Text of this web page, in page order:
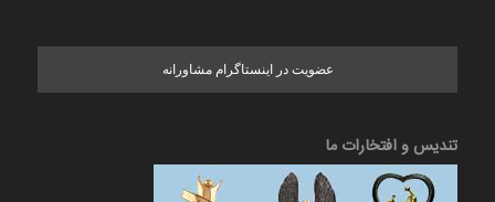
عضویت در اینستاگرام مشاورانه
تندیس و افتخارات ما